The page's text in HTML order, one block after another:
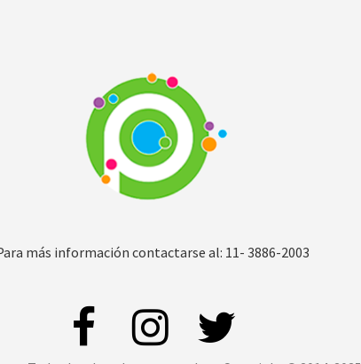
más información contactarse al: 11- 3886-2003